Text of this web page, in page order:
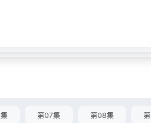
第07集 第08集